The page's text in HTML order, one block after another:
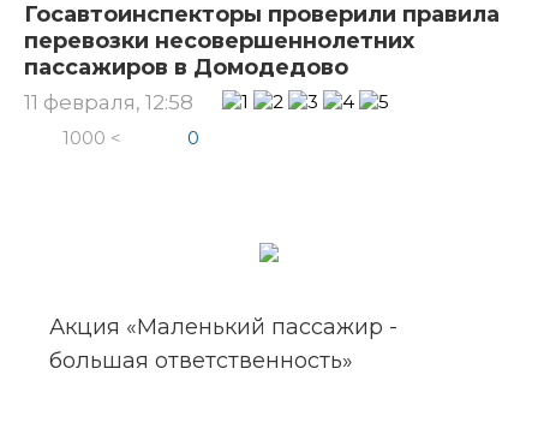
Госавтоинспекторы проверили правила
перевозки несовершеннолетних
пассажиров в Домодедово
11 февраля, 12:58
1000 < 0
Акция «Маленький пассажир -
большая ответственность»